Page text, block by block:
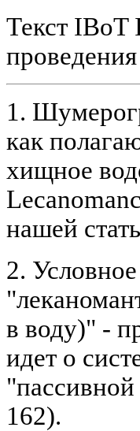
Текст IBoT
1.
как
хищное
нашей
2.
в воду)" -
идет о
162).